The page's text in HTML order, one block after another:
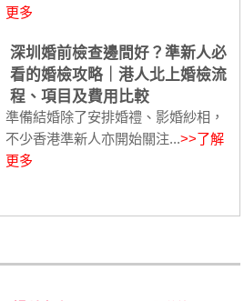
更多
深圳婚前檢查邊間好？準新人必
看的婚檢攻略｜港人北上婚檢流
程、項目及費用比較
準備結婚除了安排婚禮、影婚紗相，
不少香港準新人亦開始關注...>>了解
更多